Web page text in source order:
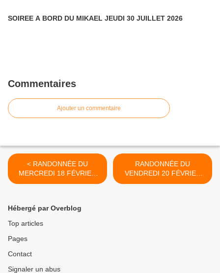
SOIREE A BORD DU MIKAEL JEUDI 30 JUILLET 2026
Commentaires
Ajouter un commentaire
< RANDONNÉE DU
MERCREDI 18 FÉVRIER
2026 : SÈTE, DU THÉÂTRE
MARIE FRANCE. PHOTOS
MARIE FRANCE ET MARIE
RANDONNÉE DU
VENDREDI 20 FÉVRIER
2026 : FRONTIGNAN, LE
Hébergé par Overblog
Top articles
Pages
Contact
Signaler un abus